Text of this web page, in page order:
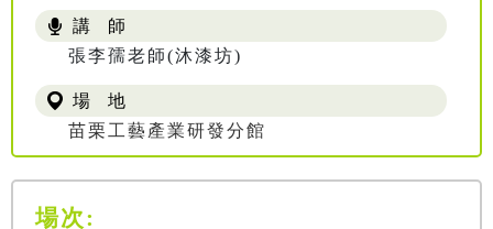
講 師
張李孺老師(沐漆坊)
場 地
苗栗工藝產業研發分館
場次: